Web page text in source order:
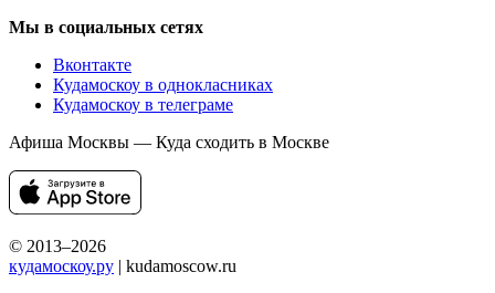
Мы в социальных сетях
Вконтакте
Кудамоскоу в однокласниках
Кудамоскоу в телеграме
Афиша Москвы — Куда сходить в Москве
© 2013–2026
кудамоскоу.ру | kudamoscow.ru